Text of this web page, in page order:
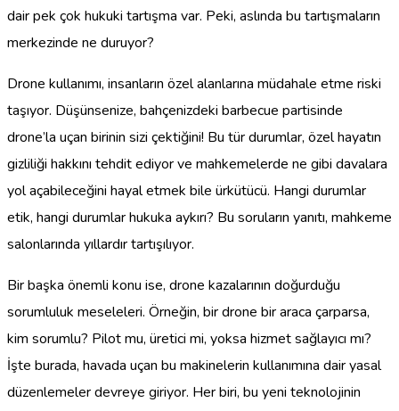
dair pek çok hukuki tartışma var. Peki, aslında bu tartışmaların
merkezinde ne duruyor?
Drone kullanımı, insanların özel alanlarına müdahale etme riski
taşıyor. Düşünsenize, bahçenizdeki barbecue partisinde
drone’la uçan birinin sizi çektiğini! Bu tür durumlar, özel hayatın
gizliliği hakkını tehdit ediyor ve mahkemelerde ne gibi davalara
yol açabileceğini hayal etmek bile ürkütücü. Hangi durumlar
etik, hangi durumlar hukuka aykırı? Bu soruların yanıtı, mahkeme
salonlarında yıllardır tartışılıyor.
Bir başka önemli konu ise, drone kazalarının doğurduğu
sorumluluk meseleleri. Örneğin, bir drone bir araca çarparsa,
kim sorumlu? Pilot mu, üretici mi, yoksa hizmet sağlayıcı mı?
İşte burada, havada uçan bu makinelerin kullanımına dair yasal
düzenlemeler devreye giriyor. Her biri, bu yeni teknolojinin